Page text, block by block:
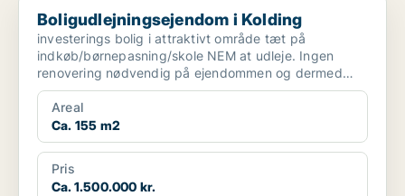
Boligudlejningsejendom i Kolding
investerings bolig i attraktivt område tæt på
indkøb/børnepasning/skole NEM at udleje. Ingen
renovering nødvendig på ejendommen og dermed
kan man udleje fra ...
Areal
Ca. 155 m2
Pris
Ca. 1.500.000 kr.